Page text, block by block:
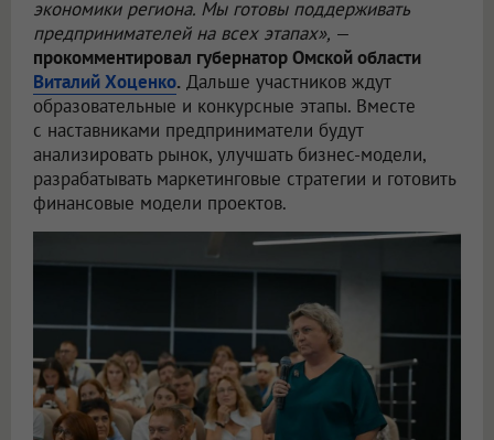
экономики региона. Мы готовы поддерживать
предпринимателей на всех этапах», —
прокомментировал губернатор Омской области
Виталий Хоценко. Дальше участников ждут
образовательные и конкурсные этапы. Вместе
с наставниками предприниматели будут
анализировать рынок, улучшать бизнес-модели,
разрабатывать маркетинговые стратегии и готовить
финансовые модели проектов.